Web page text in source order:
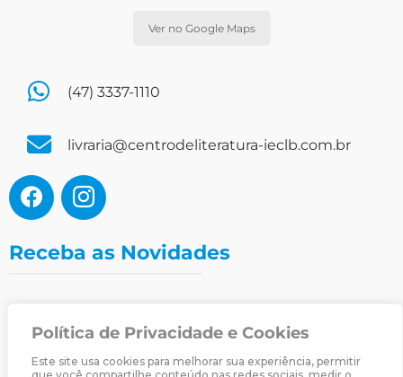
Política de Privacidade e Cookies
Este site usa cookies para melhorar sua experiência, permitir
Ver no Google Maps
(47) 3337-1110
livraria@centrodeliteratura-ieclb.com.br
Receba as Novidades
Nome
Nome
E-mail